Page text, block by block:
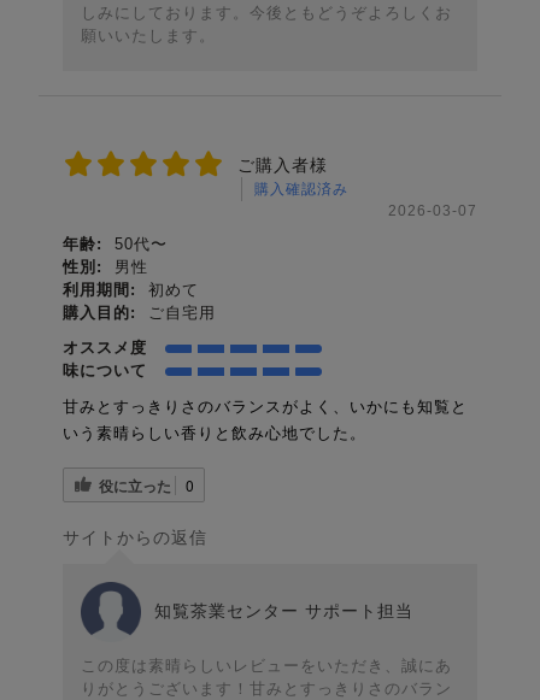
しみにしております。今後ともどうぞよろしくお
願いいたします。
ご購入者様
購入確認済み
2026-03-07
年齢:
50代〜
性別:
男性
利用期間:
初めて
購入目的:
ご自宅用
オススメ度
味について
甘みとすっきりさのバランスがよく、いかにも知覧と
いう素晴らしい香りと飲み心地でした。
役に立った 0
サイトからの返信
知覧茶業センター サポート担当
この度は素晴らしいレビューをいただき、誠にあ
りがとうございます！甘みとすっきりさのバラン